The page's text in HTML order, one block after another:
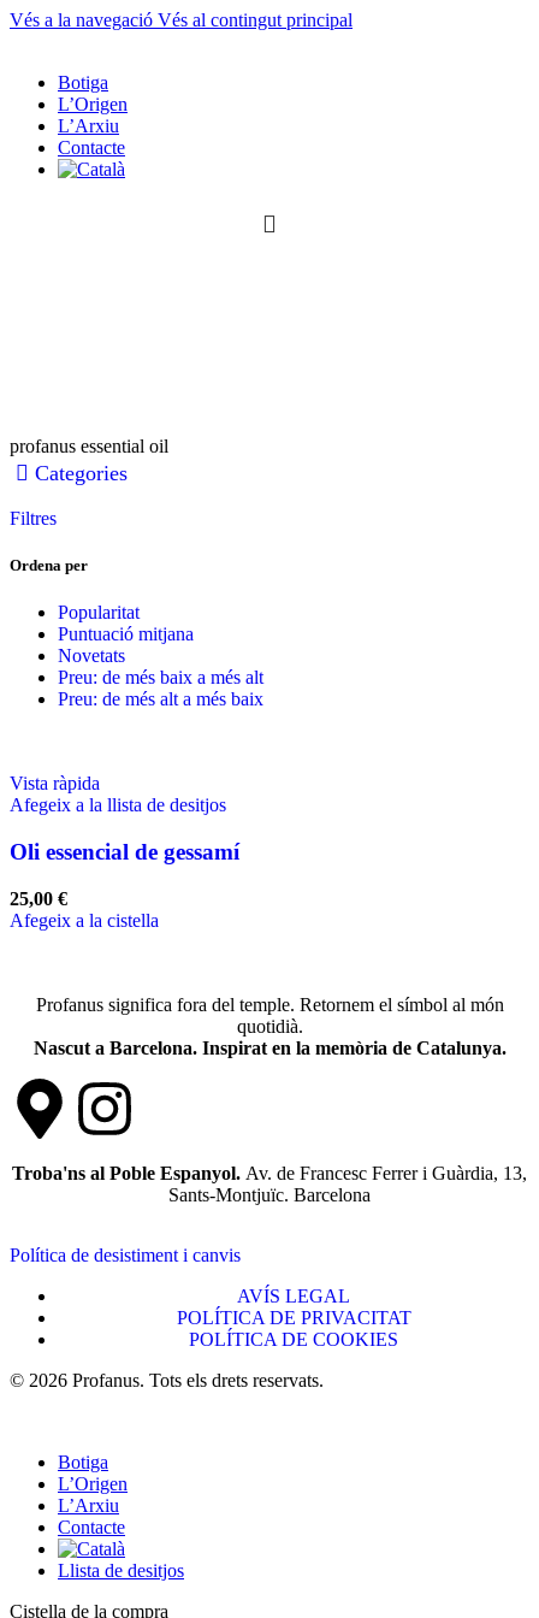
Vés a la navegació Vés al contingut principal
Botiga
L’Origen
L’Arxiu
Contacte
profanus essential oil
Categories
Filtres
Ordena per
Popularitat
Puntuació mitjana
Novetats
Preu: de més baix a més alt
Preu: de més alt a més baix
Vista ràpida
Afegeix a la llista de desitjos
Oli essencial de gessamí
25,00 €
Afegeix a la cistella
Profanus significa fora del temple. Retornem el símbol al món
quotidià.
Nascut a Barcelona. Inspirat en la memòria de Catalunya.
Troba'ns al Poble Espanyol. Av. de Francesc Ferrer i Guàrdia, 13,
Sants-Montjuïc. Barcelona
Política de desistiment i canvis
AVÍS LEGAL
POLÍTICA DE PRIVACITAT
POLÍTICA DE COOKIES
© 2026 Profanus. Tots els drets reservats.
Botiga
L’Origen
L’Arxiu
Contacte
Llista de desitjos
Cistella de la compra